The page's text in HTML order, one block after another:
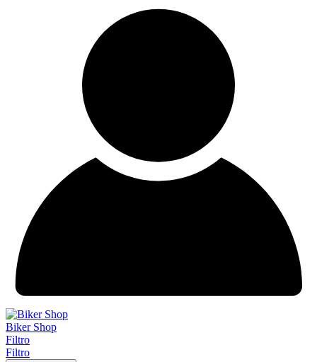
Biker Shop
Filtro
Filtro